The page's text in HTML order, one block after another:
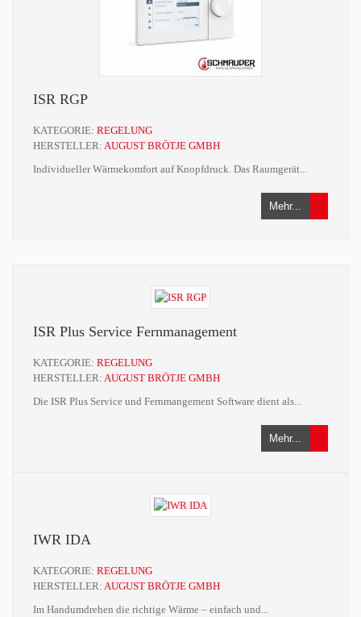
ISR RGP
KATEGORIE: REGELUNG
HERSTELLER: AUGUST BRÖTJE GMBH
Individueller Wärmekomfort auf Knopfdruck. Das Raumgerät...
Mehr...
ISR Plus Service Fernmanagement
KATEGORIE: REGELUNG
HERSTELLER: AUGUST BRÖTJE GMBH
Die ISR Plus Service und Fernmangement Software dient als...
Mehr...
IWR IDA
KATEGORIE: REGELUNG
HERSTELLER: AUGUST BRÖTJE GMBH
Im Handumdrehen die richtige Wärme – einfach und...